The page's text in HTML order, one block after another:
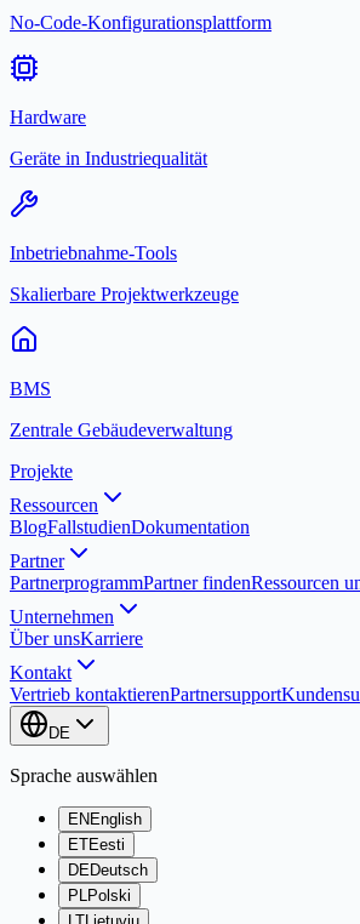
No-Code-Konfigurationsplattform
Hardware
Geräte in Industriequalität
Inbetriebnahme-Tools
Skalierbare Projektwerkzeuge
BMS
Zentrale Gebäudeverwaltung
Projekte
Ressourcen
BlogFallstudienDokumentation
Partner
PartnerprogrammPartner findenRessourcen
Unternehmen
Über unsKarriere
Kontakt
Vertrieb kontaktierenPartnersupport
DE
Sprache auswählen
EN English
ETEesti
DEDeutsch
PLPolski